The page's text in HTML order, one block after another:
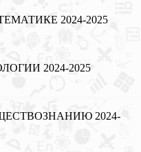
2024-2025
2024-2025
2024-